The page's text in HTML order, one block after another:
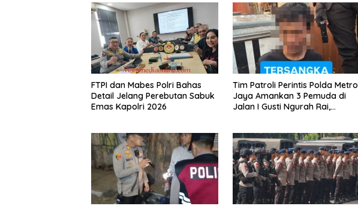
FTPI dan Mabes Polri Bahas
Detail Jelang Perebutan Sabuk
Emas Kapolri 2026
Tim Patroli Perintis Polda Metro
Jaya Amankan 3 Pemuda di
Jalan I Gusti Ngurah Rai,